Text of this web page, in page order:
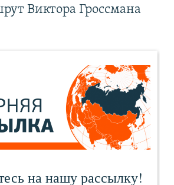
Виктора Гроссмана